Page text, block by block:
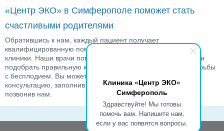
Клиника «Центр ЭКО»
Симферополь
Здравствуйте! Мы готовы
помочь вам. Напишите нам,
если у вас появятся вопросы.
«Центр ЭКО» в Симферополе поможет стать
счастливыми родителями
Обратившись к нам, каждый пациент получает
квалифицированную помощь от ведущих специалистов
клиники. Наши врачи помогут выявить истинную проблему и
подобрать правильную комбинацию ВРТ-программ для борьбы
с бесплодием. Вы можете записаться на индивидуальную
консультацию, заполнив
форму для записина сайте или
позвонив нам.